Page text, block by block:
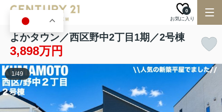
お気に入り
0
よかタウン／西区野中2丁目1期／2号棟
3,898万円
1/49